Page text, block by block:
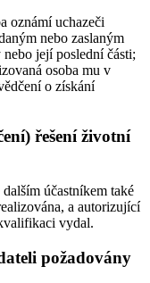
oznámí uchazeči
nebo zaslaným
její poslední části;
osoba mu v
o získání
řešení životní
účastníkem také
a autorizující
vydal.
požadovány